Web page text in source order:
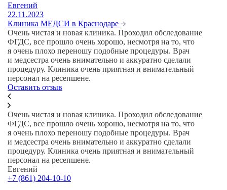
Евгений
22.11.2023
Клиника МЕДСИ в Краснодаре
Очень чистая и новая клиника. Проходил обследование
ФГДС, все прошло очень хорошо, несмотря на то, что
я очень плохо переношу подобные процедуры. Врач
и медсестра очень внимательно и аккуратно сделали
процедуру. Клиника очень приятная и внимательный
персонал на ресепшене.
Оставить отзыв
Очень чистая и новая клиника. Проходил обследование
ФГДС, все прошло очень хорошо, несмотря на то, что
я очень плохо переношу подобные процедуры. Врач
и медсестра очень внимательно и аккуратно сделали
процедуру. Клиника очень приятная и внимательный
персонал на ресепшене.
Евгений
+7 (861) 204-10-10